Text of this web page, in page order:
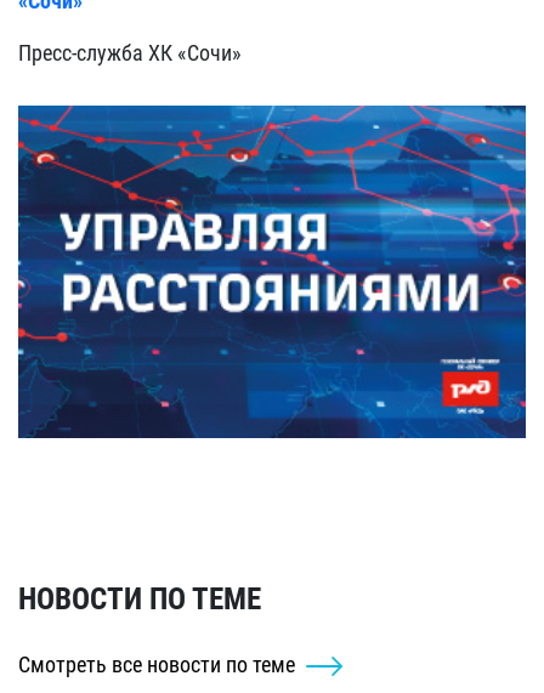
Пресс-служба ХК «Сочи»
НОВОСТИ ПО ТЕМЕ
Смотреть все новости по теме